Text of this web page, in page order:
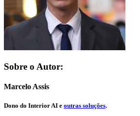
Sobre o Autor:
Marcelo Assis
Dono do Interior AI e outras soluções.